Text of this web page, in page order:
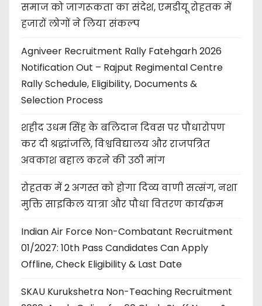
समाज को जागरूकता का संदेश, एमडीयू रोहतक में
हजारों लोगों ने लिया संकल्प
Agniveer Recruitment Rally Fatehgarh 2026
Notification Out – Rajput Regimental Centre
Rally Schedule, Eligibility, Documents &
Selection Process
शहीद उधम सिंह के बलिदान दिवस पर पौधारोपण
कर दी श्रद्धांजलि, विश्वविद्यालय और राजपत्रित
अवकाश बहाल करने की उठी मांग
रोहतक में 2 अगस्त को होगा दिव्य वाणी सत्संग, नशा
मुक्ति साइकिल यात्रा और पौधा वितरण कार्यक्रम
Indian Air Force Non-Combatant Recruitment
01/2027: 10th Pass Candidates Can Apply
Offline, Check Eligibility & Last Date
SKAU Kurukshetra Non-Teaching Recruitment